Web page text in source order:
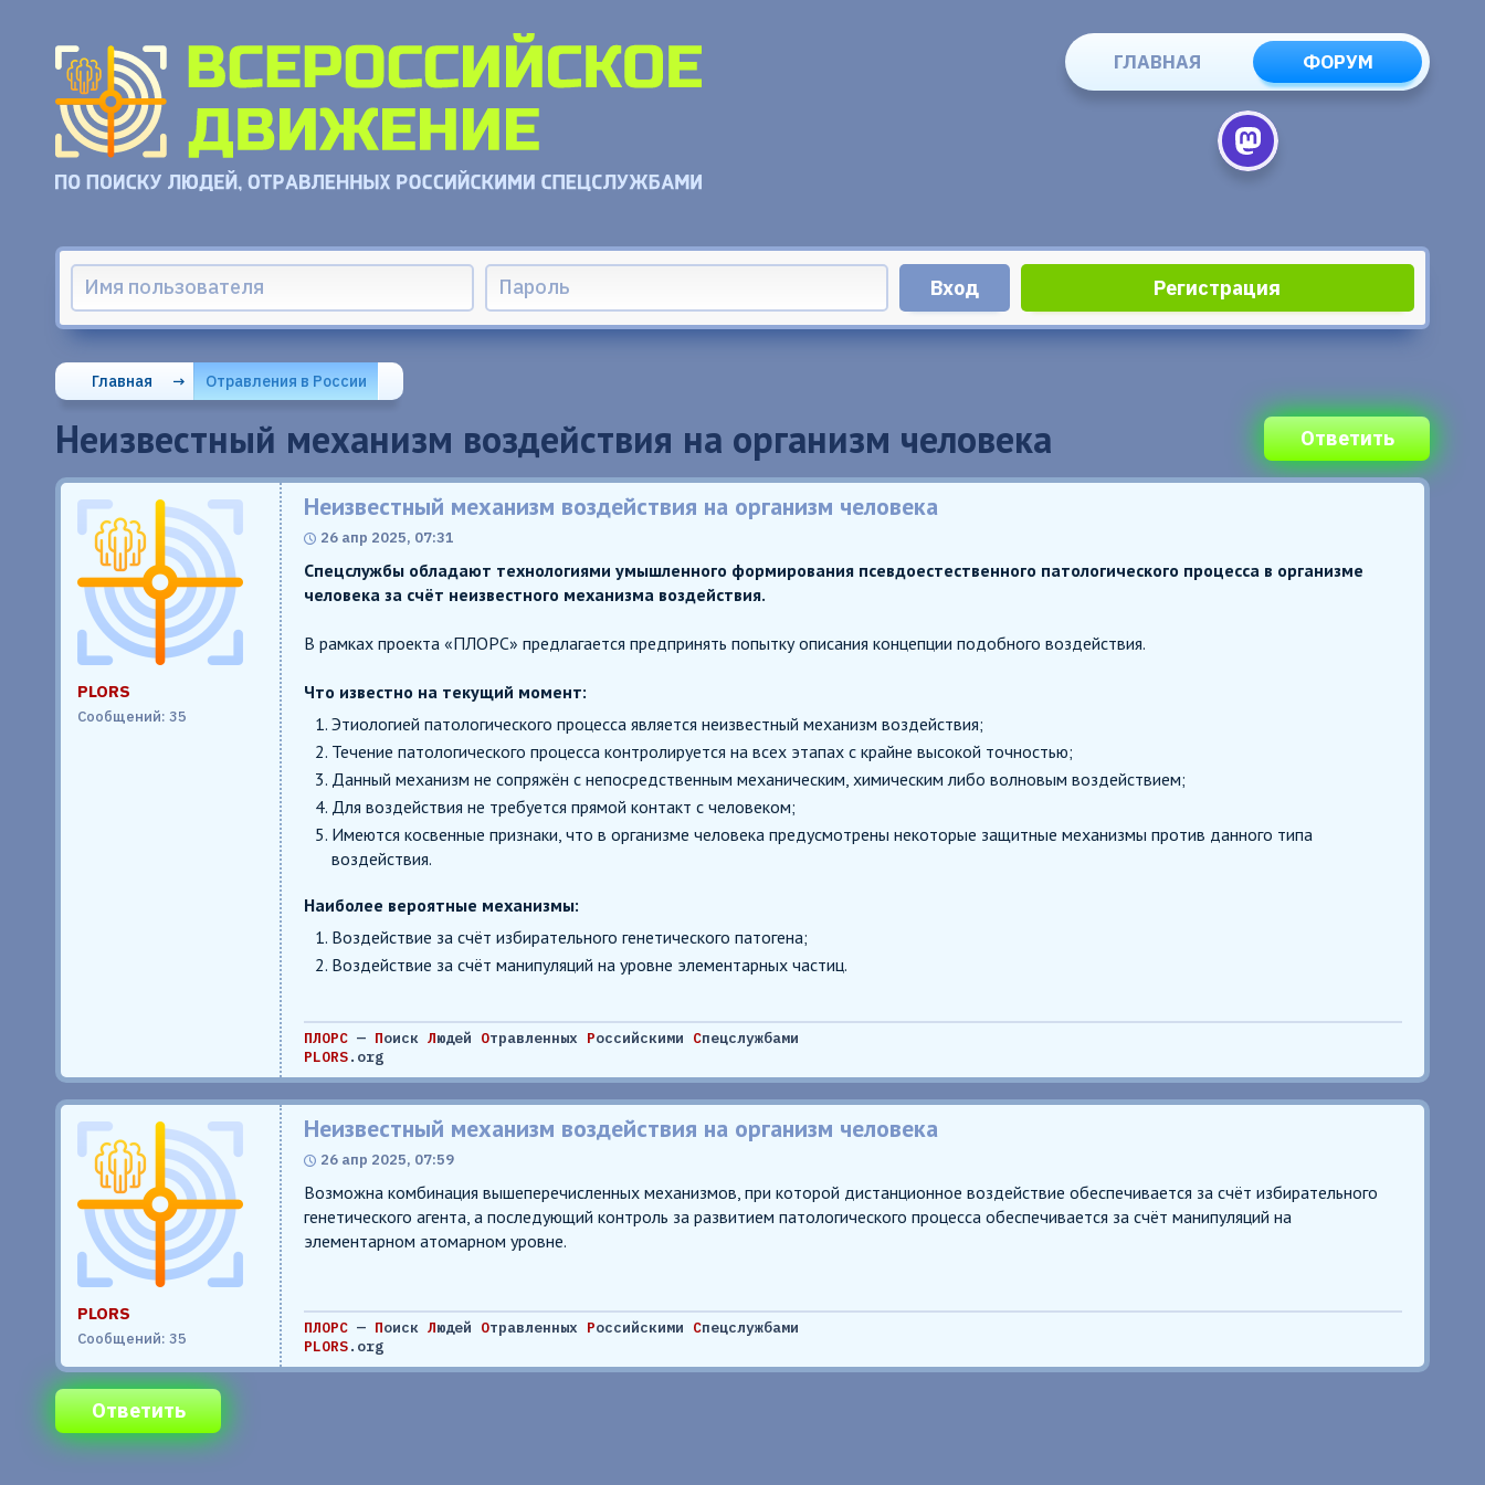
ГЛАВНАЯ ФОРУМ
Регистрация
Главная → Отравления в России
Неизвестный механизм воздействия на организм человека Ответить
PLORS
Сообщений: 35
Неизвестный механизм воздействия на организм человека
26 апр 2025, 07:31
Спецслужбы обладают технологиями умышленного формирования псевдоестественного патологического процесса в организме
человека за счёт неизвестного механизма воздействия.
В рамках проекта «ПЛОРС» предлагается предпринять попытку описания концепции подобного воздействия.
Что известно на текущий момент:
Этиологией патологического процесса является неизвестный механизм воздействия;
Течение патологического процесса контролируется на всех этапах с крайне высокой точностью;
Данный механизм не сопряжён с непосредственным механическим, химическим либо волновым воздействием;
Для воздействия не требуется прямой контакт с человеком;
Имеются косвенные признаки, что в организме человека предусмотрены некоторые защитные механизмы против данного типа
воздействия.
Наиболее вероятные механизмы:
Воздействие за счёт избирательного генетического патогена;
Воздействие за счёт манипуляций на уровне элементарных частиц.
ПЛОРС — Поиск Людей Отравленных Российскими Спецслужбами
PLORS.org
PLORS
Сообщений: 35
Неизвестный механизм воздействия на организм человека
26 апр 2025, 07:59
Возможна комбинация вышеперечисленных механизмов, при которой дистанционное воздействие обеспечивается за счёт избирательного
генетического агента, а последующий контроль за развитием патологического процесса обеспечивается за счёт манипуляций на
элементарном атомарном уровне.
ПЛОРС — Поиск Людей Отравленных Российскими Спецслужбами
PLORS.org
Ответить